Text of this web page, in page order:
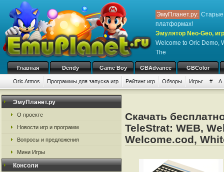
ЭмуПланет.ру: Старые
платформах!
Эмулятор Neo-Geo,
Welcome to Oric Demo,
The
Главная Dendy Game Boy GBAdvance GBColor
Oric Atmos Программы для запуска игр Рейтинг игр Обзоры Игры: # A
ЭмуПланет.ру
О проекте
Новости игр и программ
Вопросы и предложения
Мини Игры
Консоли
Скачать
TeleStrat: WEB,
Welcome.cod,